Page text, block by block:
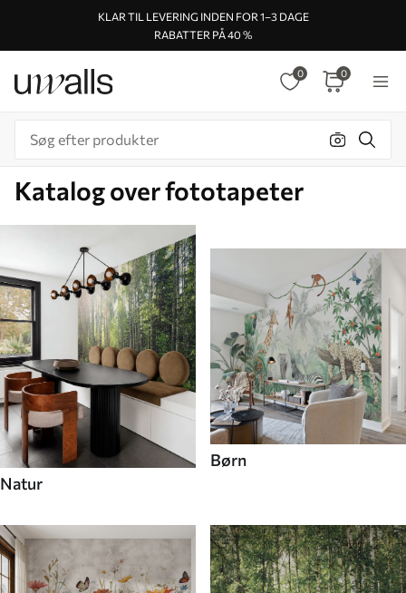
KLAR TIL LEVERING INDEN FOR 1–3 DAGE
RABATTER PÅ 40 %
0 0
Katalog over fototapeter
Natur
Børn